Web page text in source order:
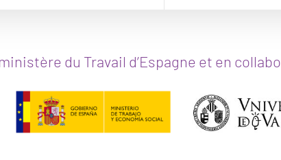
du Travail d’Espagne et en